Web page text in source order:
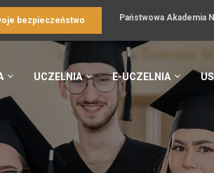
Państwowa Akademia
bezpieczeństwo
UCZELNIA E-UCZELNIA